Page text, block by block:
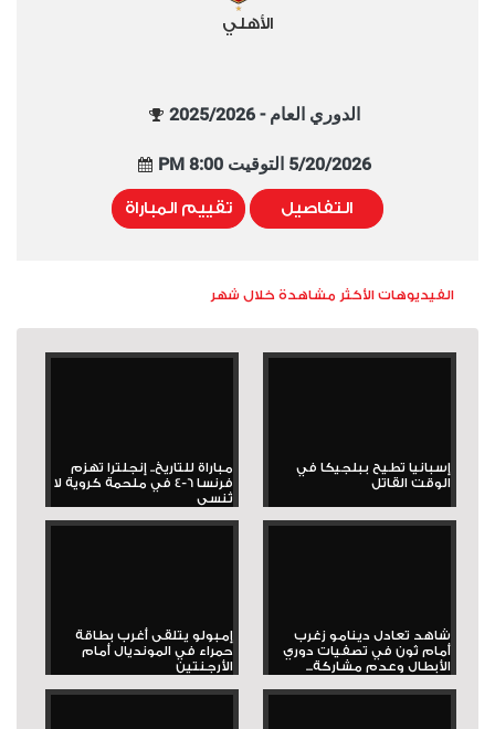
الأهلي
الدوري العام - 2025/2026
5/20/2026 التوقيت 8:00 PM
التفاصيل تقييم المباراة
الفيديوهات الأكثر مشاهدة خلال شهر
إسبانيا تطيح ببلجيكا في
الوقت القاتل
مباراة للتاريخ.. إنجلترا تهزم
فرنسا 6-4 في ملحمة كروية لا
تُنسى
شاهد تعادل دينامو زغرب
أمام ثون في تصفيات دوري
الأبطال وعدم مشاركة...
إمبولو يتلقى أغرب بطاقة
حمراء في المونديال أمام
الأرجنتين